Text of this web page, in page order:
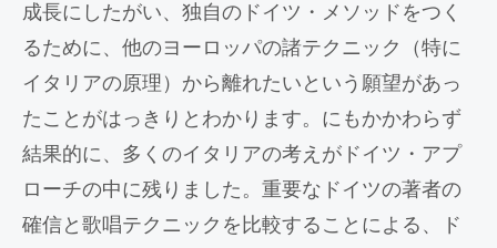
成長にしたがい、独自のドイツ・メソッドをつく
るために、他のヨーロッパの諸テクニック（特に
イタリアの原理）から離れたいという願望があっ
たことがはっきりとわかります。にもかかわらず
結果的に、多くのイタリアの考えがドイツ・アプ
ローチの中に残りました。重要なドイツの著者の
確信と歌唱テクニックを比較することによる、ド